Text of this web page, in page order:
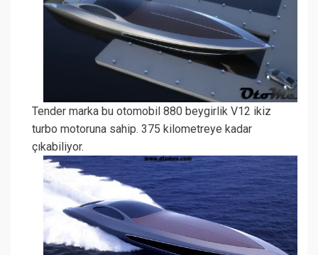
Tender marka bu otomobil 880 beygirlik V12 ikiz
turbo motoruna sahip. 375 kilometreye kadar
çıkabiliyor.